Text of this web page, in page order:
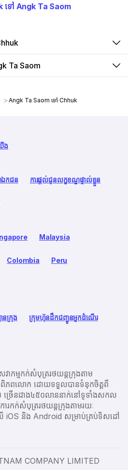
ទៅ Angk Ta Saom
Ta Saom
Angk Ta Saom ទៅ Chhuk
ង
ឯកជន ការផ្តល់ជូនលក្ខខណ្ឌផ្ទាល់ខ្លួន
Malaysia
Colombia Peru
នក្រុង ក្រុមហ៊ុនដឹកជញ្ជូនអ្នកដំណើរ
ាកម្មកក់សំបុត្ររថយន្តក្រុងតាម
ពិភពលោក ដោយទទួលបានទំនុកចិត្តពី
ច្រើនជាង​៤៥០លាននាក់នៅទូទាំងសកល
កក់សំបុត្ររថយន្តក្រុងតាមរយៈ
ើ iOS និង Android សម្រាប់គ្រប់ទិសដៅ
COMPANY LIMITED